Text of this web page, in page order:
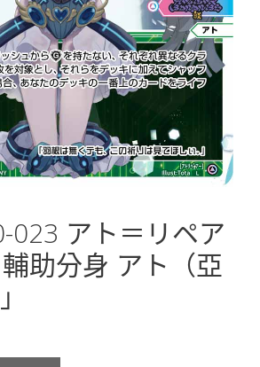
023 アト＝リペア
助分身 アト（亞